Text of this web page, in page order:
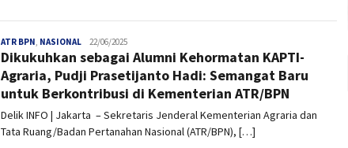
ATR BPN, NASIONAL admin
22/06/2025
Dikukuhkan sebagai Alumni Kehormatan KAPTI-
Agraria, Pudji Prasetijanto Hadi: Semangat Baru
untuk Berkontribusi di Kementerian ATR/BPN
Delik INFO | Jakarta – Sekretaris Jenderal Kementerian Agraria dan
Tata Ruang/Badan Pertanahan Nasional (ATR/BPN), […]